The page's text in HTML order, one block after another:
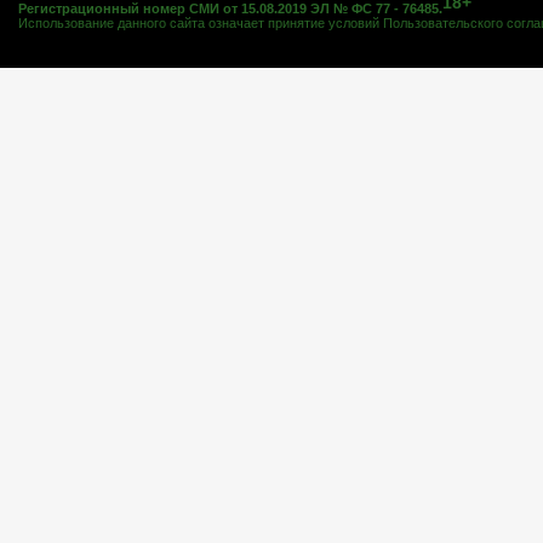
Регистрационный номер СМИ от 15.08.2019 ЭЛ № ФС 77 - 76485.
Использование данного сайта означает принятие условий Пользовательского